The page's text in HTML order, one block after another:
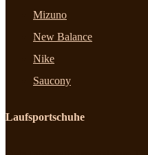
Mizuno
New Balance
Nike
Saucony
Laufsportschuhe